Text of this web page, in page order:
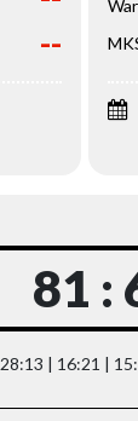
--
81 :
28:13 | 16:21 |